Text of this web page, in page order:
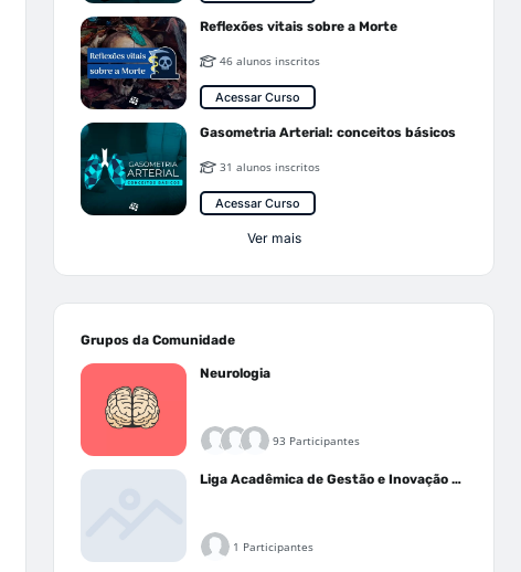
Reflexões vitais sobre a Morte
46 alunos inscritos
Acessar Curso
Gasometria Arterial: conceitos básicos
31 alunos inscritos
Acessar Curso
Ver mais
Grupos da Comunidade
Neurologia
93 Participantes
Liga Acadêmica de Gestão e Inovação Médica - LAGIM
1 Participantes